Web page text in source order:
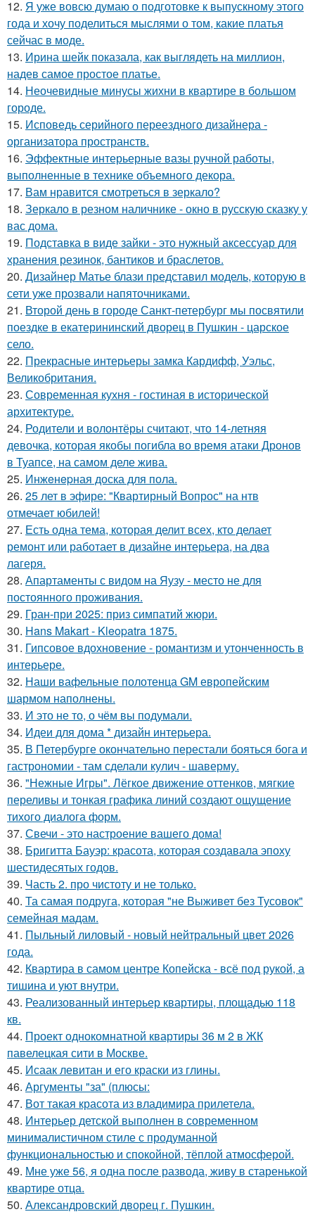
12. Я уже вовсю думаю о подготовке к выпускному этого
года и хочу поделиться мыслями о том, какие платья
сейчас в моде.
13. Ирина шейк показала, как выглядеть на миллион,
надев самое простое платье.
14. Неочевидные минусы жихни в квартире в большом
городе.
15. Исповедь серийного переездного дизайнера -
организатора пространств.
16. Эффектные интерьерные вазы ручной работы,
выполненные в технике объемного декора.
17. Вам нравится смотреться в зеркало?
18. Зеркало в резном наличнике - окно в русскую сказку у
вас дома.
19. Подставка в виде зайки - это нужный аксессуар для
хранения резинок, бантиков и браслетов.
20. Дизайнер Матье блази представил модель, которую в
сети уже прозвали напяточниками.
21. Второй день в городе Санкт-петербург мы посвятили
поездке в екатерининский дворец в Пушкин - царское
село.
22. Прекрасные интерьеры замка Кардифф, Уэльс,
Великобритания.
23. Современная кухня - гостиная в исторической
архитектуре.
24. Родители и волонтёры считают, что 14-летняя
девочка, которая якобы погибла во время атаки Дронов
в Туапсе, на самом деле жива.
25. Инжeнepная доска для пола.
26. 25 лет в эфире: "Квартирный Вопрос" на нтв
отмечает юбилей!
27. Есть одна тема, которая делит всех, кто делает
ремонт или работает в дизайне интерьера, на два
лагеря.
28. Апартаменты с видом на Яузу - место не для
постоянного проживания.
29. Гран-при 2025: приз симпатий жюри.
30. Hans Makart - Kleopatra 1875.
31. Гипсовое вдохновение - романтизм и утонченность в
интерьере.
32. Наши вафельные полотенца GM европейским
шармом наполнены.
33. И это не то, о чём вы подумали.
34. Идеи для дома * дизайн интерьера.
35. В Петербурге окончательно перестали бояться бога и
гастрономии - там сделали кулич - шаверму.
36. "Нежные Игры". Лёгкое движение оттенков, мягкие
переливы и тонкая графика линий создают ощущение
тихого диалога форм.
37. Свечи - это настроение вашего дома!
38. Бригитта Бауэр: красота, которая создавала эпоху
шестидесятых годов.
39. Часть 2. про чистоту и не только.
40. Та самая подруга, которая "не Выживет без Тусовок"
семейная мадам.
41. Пыльный лиловый - новый нейтральный цвет 2026
года.
42. Квартира в самом центре Копейска - всё под рукой, а
тишина и уют внутри.
43. Реализованный интерьер квартиры, площадью 118
кв.
44. Проект однокомнатной квартиры 36 м 2 в ЖК
павелецкая сити в Москве.
45. Исаак левитан и его краски из глины.
46. Аргументы "за" (плюсы:
47. Вот такая красота из владимира прилетела.
48. Интерьер детской выполнен в современном
минималистичном стиле с продуманной
функциональностью и спокойной, тёплой атмосферой.
49. Мне уже 56, я одна после развода, живу в старенькой
квартире отца.
50. Александровский дворец г. Пушкин.